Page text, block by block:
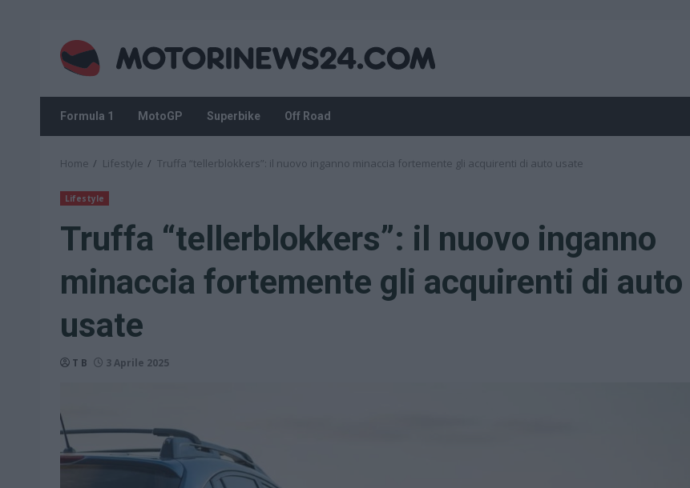
content
Formula 1 MotoGP Superbike Off Road
Home Lifestyle Truffa “tellerblokkers”: il nuovo inganno minaccia fortemente gli acquirenti di auto usate
Lifestyle
Truffa “tellerblokkers”: il nuovo inganno
minaccia fortemente gli acquirenti di auto
usate
T B 3 Aprile 2025